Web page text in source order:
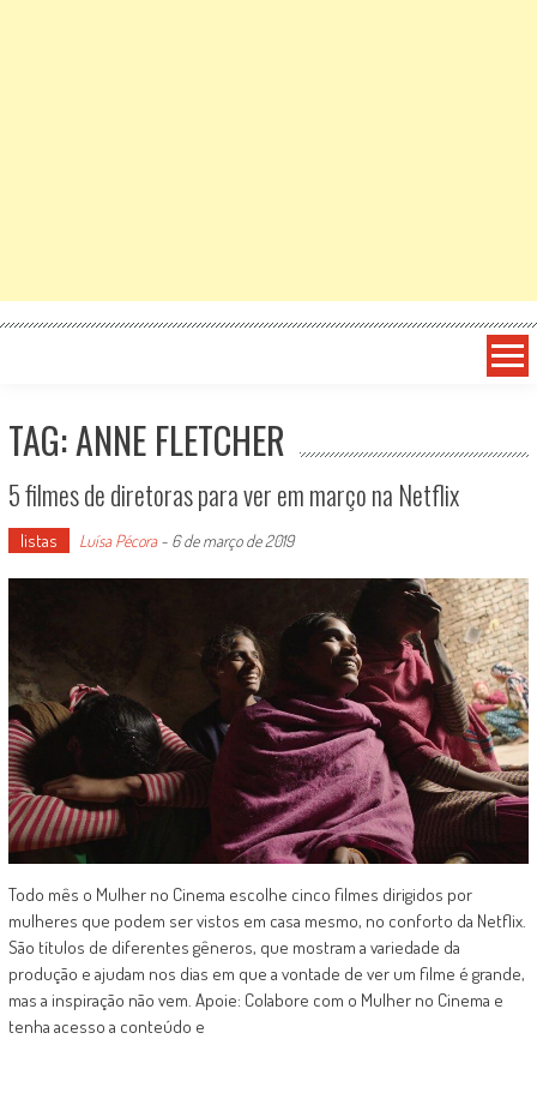
TAG: ANNE FLETCHER
5 filmes de diretoras para ver em março na Netflix
listas Luísa Pécora- 6 de março de 2019
Todo mês o Mulher no Cinema escolhe cinco filmes dirigidos por
mulheres que podem ser vistos em casa mesmo, no conforto da Netflix.
São títulos de diferentes gêneros, que mostram a variedade da
produção e ajudam nos dias em que a vontade de ver um filme é grande,
mas a inspiração não vem. Apoie: Colabore com o Mulher no Cinema e
tenha acesso a conteúdo e